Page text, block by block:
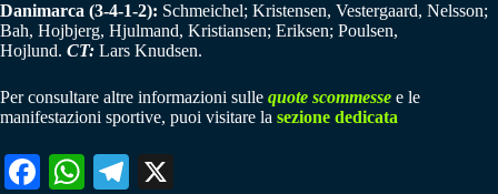
Danimarca (3-4-1-2): Schmeichel; Kristensen, Vestergaard, Nelsson;
Bah, Hojbjerg, Hjulmand, Kristiansen; Eriksen; Poulsen,
Hojlund. CT: Lars Knudsen.
Per consultare altre informazioni sulle quote scommesse e le
manifestazioni sportive, puoi visitare la sezione dedicata
Fa W
Te